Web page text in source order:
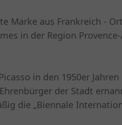
Marke aus Frankreich -
in der Region
in den 1950er
der Stadt
die „Biennale